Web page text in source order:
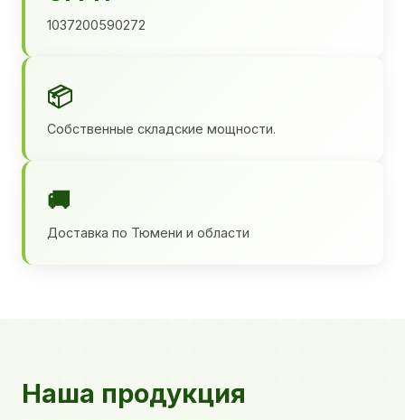
1037200590272
📦
Собственные складские мощности.
🚚
Доставка по Тюмени и области
Наша продукция